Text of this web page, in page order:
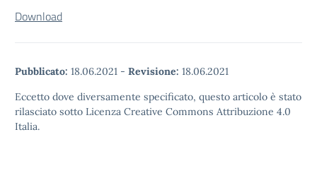
Download
Pubblicato: 18.06.2021 - Revisione: 18.06.2021
Eccetto dove diversamente specificato, questo articolo è stato
rilasciato sotto Licenza Creative Commons Attribuzione 4.0
Italia.